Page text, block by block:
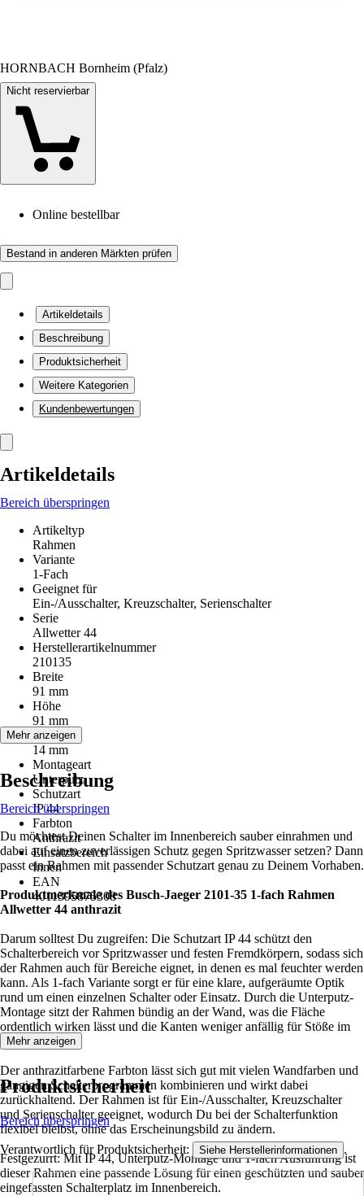
HORNBACH Bornheim (Pfalz)
Nicht reservierbar
Online bestellbar
Bestand in anderen Märkten prüfen
Artikeldetails
Beschreibung
Produktsicherheit
Weitere Kategorien
Kundenbewertungen
Artikeldetails
Bereich überspringen
Artikeltyp
Rahmen
Variante
1-Fach
Geeignet für
Ein-/Ausschalter, Kreuzschalter, Serienschalter
Serie
Allwetter 44
Herstellerartikelnummer
210135
Breite
91 mm
Höhe
91 mm
Tiefe
14 mm
Montageart
Unterputz
Schutzart
IP 44
Farbton
Anthrazit
Einsatzbereich
Innen
EAN
4011395875308
Mehr anzeigen
Beschreibung
Bereich überspringen
Du möchtest Deinen Schalter im Innenbereich sauber einrahmen und
dabei auf einen zuverlässigen Schutz gegen Spritzwasser setzen? Dann
passt ein Rahmen mit passender Schutzart genau zu Deinem Vorhaben.
Produktmerkmale des Busch-Jaeger 2101-35 1-fach Rahmen
Allwetter 44 anthrazit
Darum solltest Du zugreifen: Die Schutzart IP 44 schützt den
Schalterbereich vor Spritzwasser und festen Fremdkörpern, sodass sich
der Rahmen auch für Bereiche eignet, in denen es mal feuchter werden
kann. Als 1-fach Variante sorgt er für eine klare, aufgeräumte Optik
rund um einen einzelnen Schalter oder Einsatz. Durch die Unterputz-
Montage sitzt der Rahmen bündig an der Wand, was die Fläche
ordentlich wirken lässt und die Kanten weniger anfällig für Stöße im
Alltag macht.
Der anthrazitfarbene Farbton lässt sich gut mit vielen Wandfarben und
gängigen Schalterprogrammen kombinieren und wirkt dabei
zurückhaltend. Der Rahmen ist für Ein-/Ausschalter, Kreuzschalter
und Serienschalter geeignet, wodurch Du bei der Schalterfunktion
flexibel bleibst, ohne das Erscheinungsbild zu ändern.
Festgezurrt: Mit IP 44, Unterputz-Montage und 1-fach Ausführung ist
dieser Rahmen eine passende Lösung für einen geschützten und sauber
eingefassten Schalterplatz im Innenbereich.
Mehr anzeigen
Produktsicherheit
Bereich überspringen
Verantwortlich für Produktsicherheit: Siehe Herstellerinformationen .